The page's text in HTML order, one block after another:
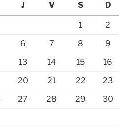
J V S D
1
2
6 7 8
9
13 14 15
16
20 21 22
23
27 28 29
30